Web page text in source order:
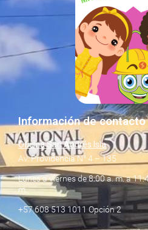
Información de contacto
Oficina San Andrés Isla
Av. Providencia N° 4 – 135
Lunes a viernes de 8:00 a. m. a
m.
+57 608 513 1011 Opción 2